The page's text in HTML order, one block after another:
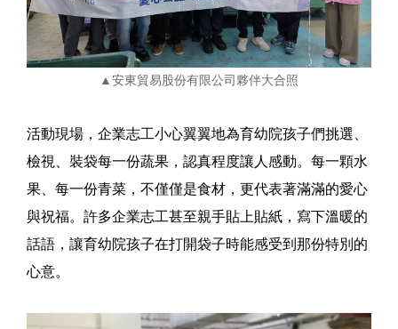
▲安東貿易股份有限公司夥伴大合照
活動現場，企業志工小心翼翼地為育幼院孩子們挑選、
檢視、裝袋每一份蔬果，認真程度讓人感動。每一顆水
果、每一份青菜，不僅僅是食材，更代表著滿滿的愛心
與祝福。許多企業志工甚至親手貼上貼紙，寫下溫暖的
話語，讓育幼院孩子在打開袋子時能感受到那份特別的
心意。